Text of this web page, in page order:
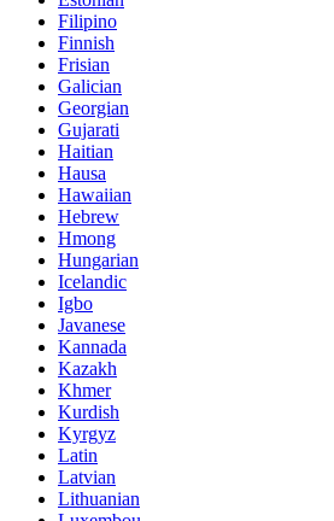
Filipino
Finnish
Frisian
Galician
Georgian
Gujarati
Haitian
Hausa
Hawaiian
Hebrew
Hmong
Hungarian
Icelandic
Igbo
Javanese
Kannada
Kazakh
Khmer
Kurdish
Kyrgyz
Latin
Latvian
Lithuanian